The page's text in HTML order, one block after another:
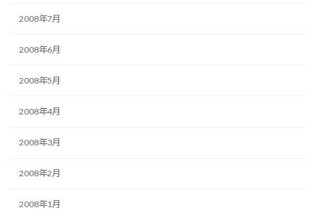
2008年7月
2008年6月
2008年5月
2008年4月
2008年3月
2008年2月
2008年1月